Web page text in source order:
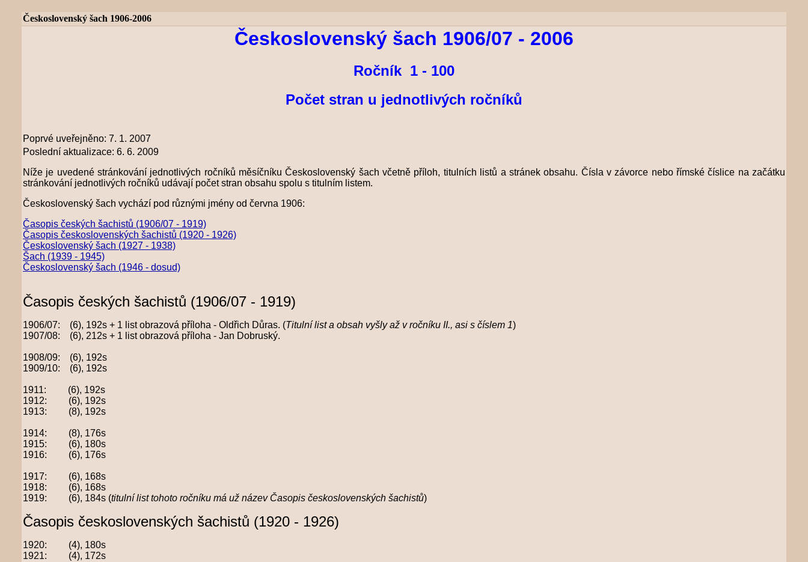
Československý šach 1906-2006
Československý šach 1906/07 - 2006
Ročník 1 - 100
Počet stran u jednotlivých ročníků
Poprvé uveřejněno: 7. 1. 2007
Poslední aktualizace: 6. 6. 2009
Níže je uvedené stránkování jednotlivých ročníků měsíčníku Československý šach včetně příloh, titulních listů a stránek obsahu. Čísla v závorce nebo římské číslice na začátku
stránkování jednotlivých ročníků udávají počet stran obsahu spolu s titulním listem.
Československý šach vychází pod různými jmény od června 1906:
Časopis českých šachistů (1906/07 - 1919)
Časopis československých šachistů (1920 - 1926)
Československý šach (1927 - 1938)
Šach (1939 - 1945)
Československý šach (1946 - dosud)
Časopis českých šachistů (1906/07 - 1919)
1906/07: (6), 192s + 1 list obrazová příloha - Oldřich Důras. (Titulní list a obsah vyšly až v ročníku II., asi s číslem 1)
1907/08: (6), 212s + 1 list obrazová příloha - Jan Dobruský.
1908/09: (6), 192s
1909/10: (6), 192s
1911: (6), 192s
1912: (6), 192s
1913: (8), 192s
1914: (8), 176s
1915: (6), 180s
1916: (6), 176s
1917: (6), 168s
1918: (6), 168s
1919: (6), 184s (titulní list tohoto ročníku má už název Časopis československých šachistů)
Časopis československých šachistů (1920 - 1926)
1920: (4), 180s
1921: (4), 172s